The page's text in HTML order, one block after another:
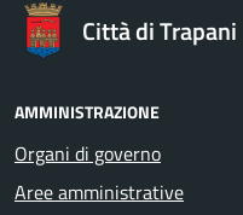
Città di Trapani
AMMINISTRAZIONE
Organi di governo
Aree amministrative